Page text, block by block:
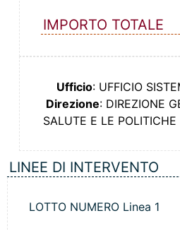
IMPORTO TOTALE
Ufficio: UFFICIO
Direzione: DIREZIONE
SALUTE E LE
LINEE DI INTERVENTO
LOTTO NUMERO Linea 1